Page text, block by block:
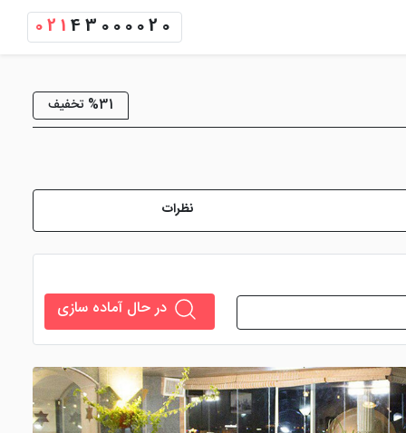
021 43000020
%31 تخفیف
نظرات
در حال آماده سازی